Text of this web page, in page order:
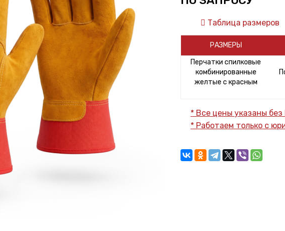
Таблица размеров
РАЗМЕРЫ
Перчатки спилковые
комбинированные
желтые с красным
* Все цены указаны
* Работаем только с